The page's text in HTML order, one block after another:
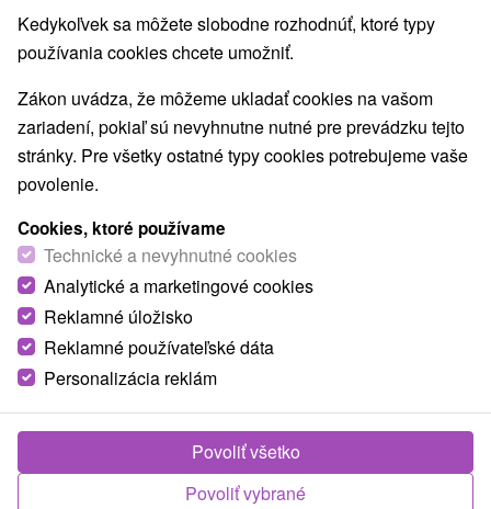
Kedykoľvek sa môžete slobodne rozhodnúť, ktoré typy
používania cookies chcete umožniť.
Zákon uvádza, že môžeme ukladať cookies na vašom
zariadení, pokiaľ sú nevyhnutne nutné pre prevádzku tejto
stránky. Pre všetky ostatné typy cookies potrebujeme vaše
povolenie.
Cookies, ktoré používame
Technické a nevyhnutné cookies
Analytické a marketingové cookies
Reklamné úložisko
Reklamné používateľské dáta
Personalizácia reklám
Povoliť vybrané
Povoliť všetko